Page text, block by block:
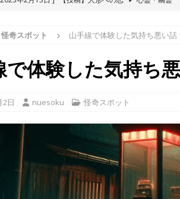
[ 2021年6月13日 ]
チチケゥ
都市伝説
年6月13日 ] ニュータウン祟り神
怨念・呪い
年4月4日 ] 【投稿】厄祓い 怨念・呪い
怪奇スポット 山手線で体験した気持ち悪い話
で体験した気持ち
2日 nuesoku 怪奇スポット